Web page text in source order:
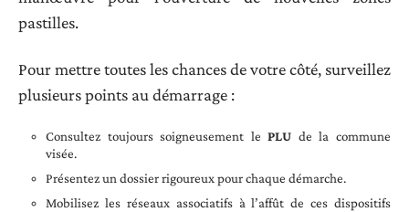
pastilles.
Pour mettre toutes les chances de votre côté, surveillez
plusieurs points au démarrage :
Consultez toujours soigneusement lePLU de la commune
visée.
Présentez un dossier rigoureux pour chaque démarche.
Mobilisez les réseaux associatifs à l’affût de ces dispositifs